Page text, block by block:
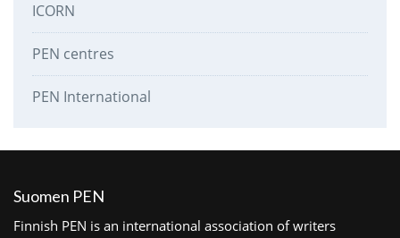
ICORN
PEN centres
PEN International
Suomen PEN
Finnish PEN is an international association of writers